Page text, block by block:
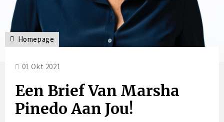
Homepage
Een Brief Van Marsha
Pinedo Aan Jou!
01 Okt 2021